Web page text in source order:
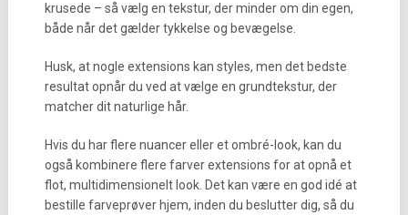
krusede – så vælg en tekstur, der minder om din egen,
både når det gælder tykkelse og bevægelse.
Husk, at nogle extensions kan styles, men det bedste
resultat opnår du ved at vælge en grundtekstur, der
matcher dit naturlige hår.
Hvis du har flere nuancer eller et ombré-look, kan du
også kombinere flere farver extensions for at opnå et
flot, multidimensionelt look. Det kan være en god idé at
bestille farveprøver hjem, inden du beslutter dig, så du